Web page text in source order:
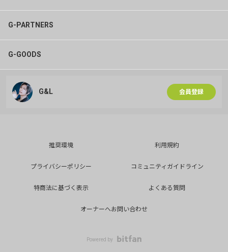
G-PARTNERS
G-GOODS
G&L 会員登録
推奨環境 利用規約
プライバシーポリシー コミュニティガイドライン
特商法に基づく表示 よくある質問
オーナーへお問い合わせ
Powered by